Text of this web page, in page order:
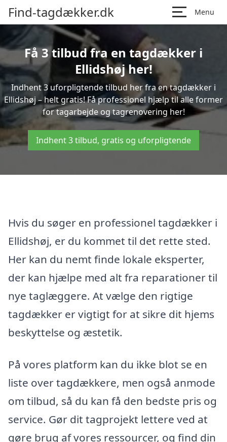
Find-tagdækker.dk Menu
Få 3 tilbud fra en tagdækker i
Ellidshøj her!
Indhent 3 uforpligtende tilbud her fra en tagdækker i
Ellidshøj – helt gratis! Få professionel hjælp til alle former
for tagarbejde og tagrenovering her!
Indhent 3 tilbud, gratis og uforpligtende
Hvis du søger en professionel tagdækker i
Ellidshøj, er du kommet til det rette sted.
Her kan du nemt finde lokale eksperter,
der kan hjælpe med alt fra reparationer til
nye taglæggere. At vælge den rigtige
tagdækker er vigtigt for at sikre dit hjems
beskyttelse og æstetik.
På vores platform kan du ikke blot se en
liste over tagdækkere, men også anmode
om tilbud, så du kan få den bedste pris og
service. Gør dit tagprojekt lettere ved at
gøre brug af vores ressourcer, og find din